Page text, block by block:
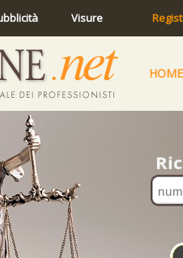
Visure
HOME